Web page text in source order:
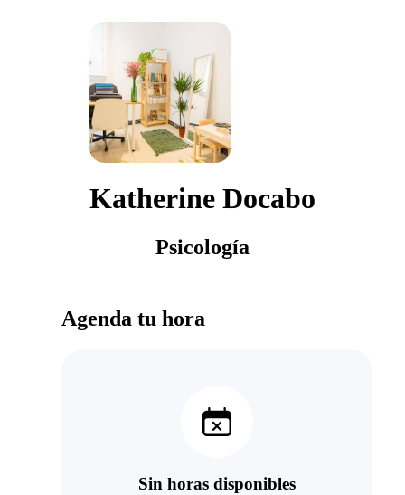
Katherine Docabo
Psicología
Agenda tu hora
Sin horas disponibles